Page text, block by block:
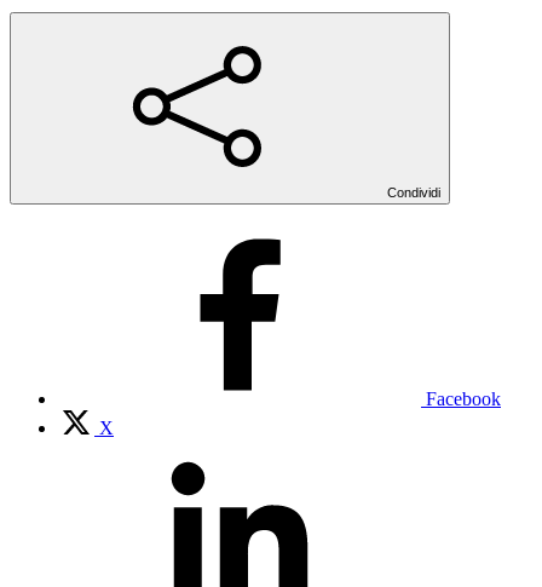
Condividi
Facebook
X